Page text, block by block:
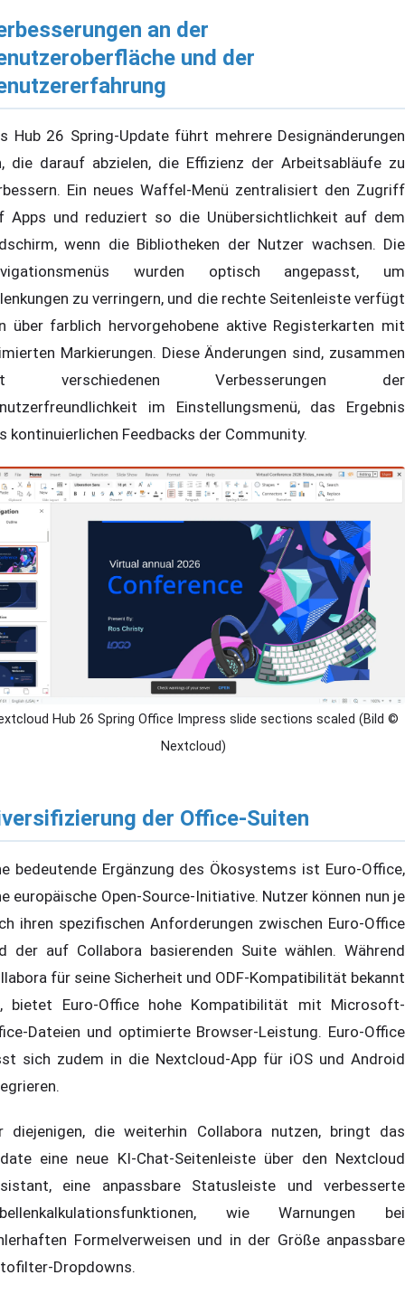
an der
und der
Hub 26 Spring-Update führt mehrere Designänderungen
die darauf abzielen, die Effizienz der Arbeitsabläufe zu
Ein neues Waffel-Menü zentralisiert den Zugriff
Apps und reduziert so die Unübersichtlichkeit auf dem
wenn die Bibliotheken der Nutzer wachsen. Die
wurden optisch angepasst, um
zu verringern, und die rechte Seitenleiste verfügt
über farblich hervorgehobene aktive Registerkarten mit
Markierungen. Diese Änderungen sind, zusammen
verschiedenen Verbesserungen der
im Einstellungsmenü, das Ergebnis
kontinuierlichen Feedbacks der Community.
Hub 26 Spring Office Impress slide sections scaled (Bild ©
Nextcloud)
der Office-Suiten
bedeutende Ergänzung des Ökosystems ist Euro-Office,
europäische Open-Source-Initiative. Nutzer können nun je
ihren spezifischen Anforderungen zwischen Euro-Office
der auf Collabora basierenden Suite wählen. Während
für seine Sicherheit und ODF-Kompatibilität bekannt
bietet Euro-Office hohe Kompatibilität mit Microsoft-
Dateien und optimierte Browser-Leistung. Euro-Office
sich zudem in die Nextcloud-App für iOS und Android
diejenigen, die weiterhin Collabora nutzen, bringt das
eine neue KI-Chat-Seitenleiste über den Nextcloud
eine anpassbare Statusleiste und verbesserte
wie Warnungen bei
Formelverweisen und in der Größe anpassbare
Dropdowns.